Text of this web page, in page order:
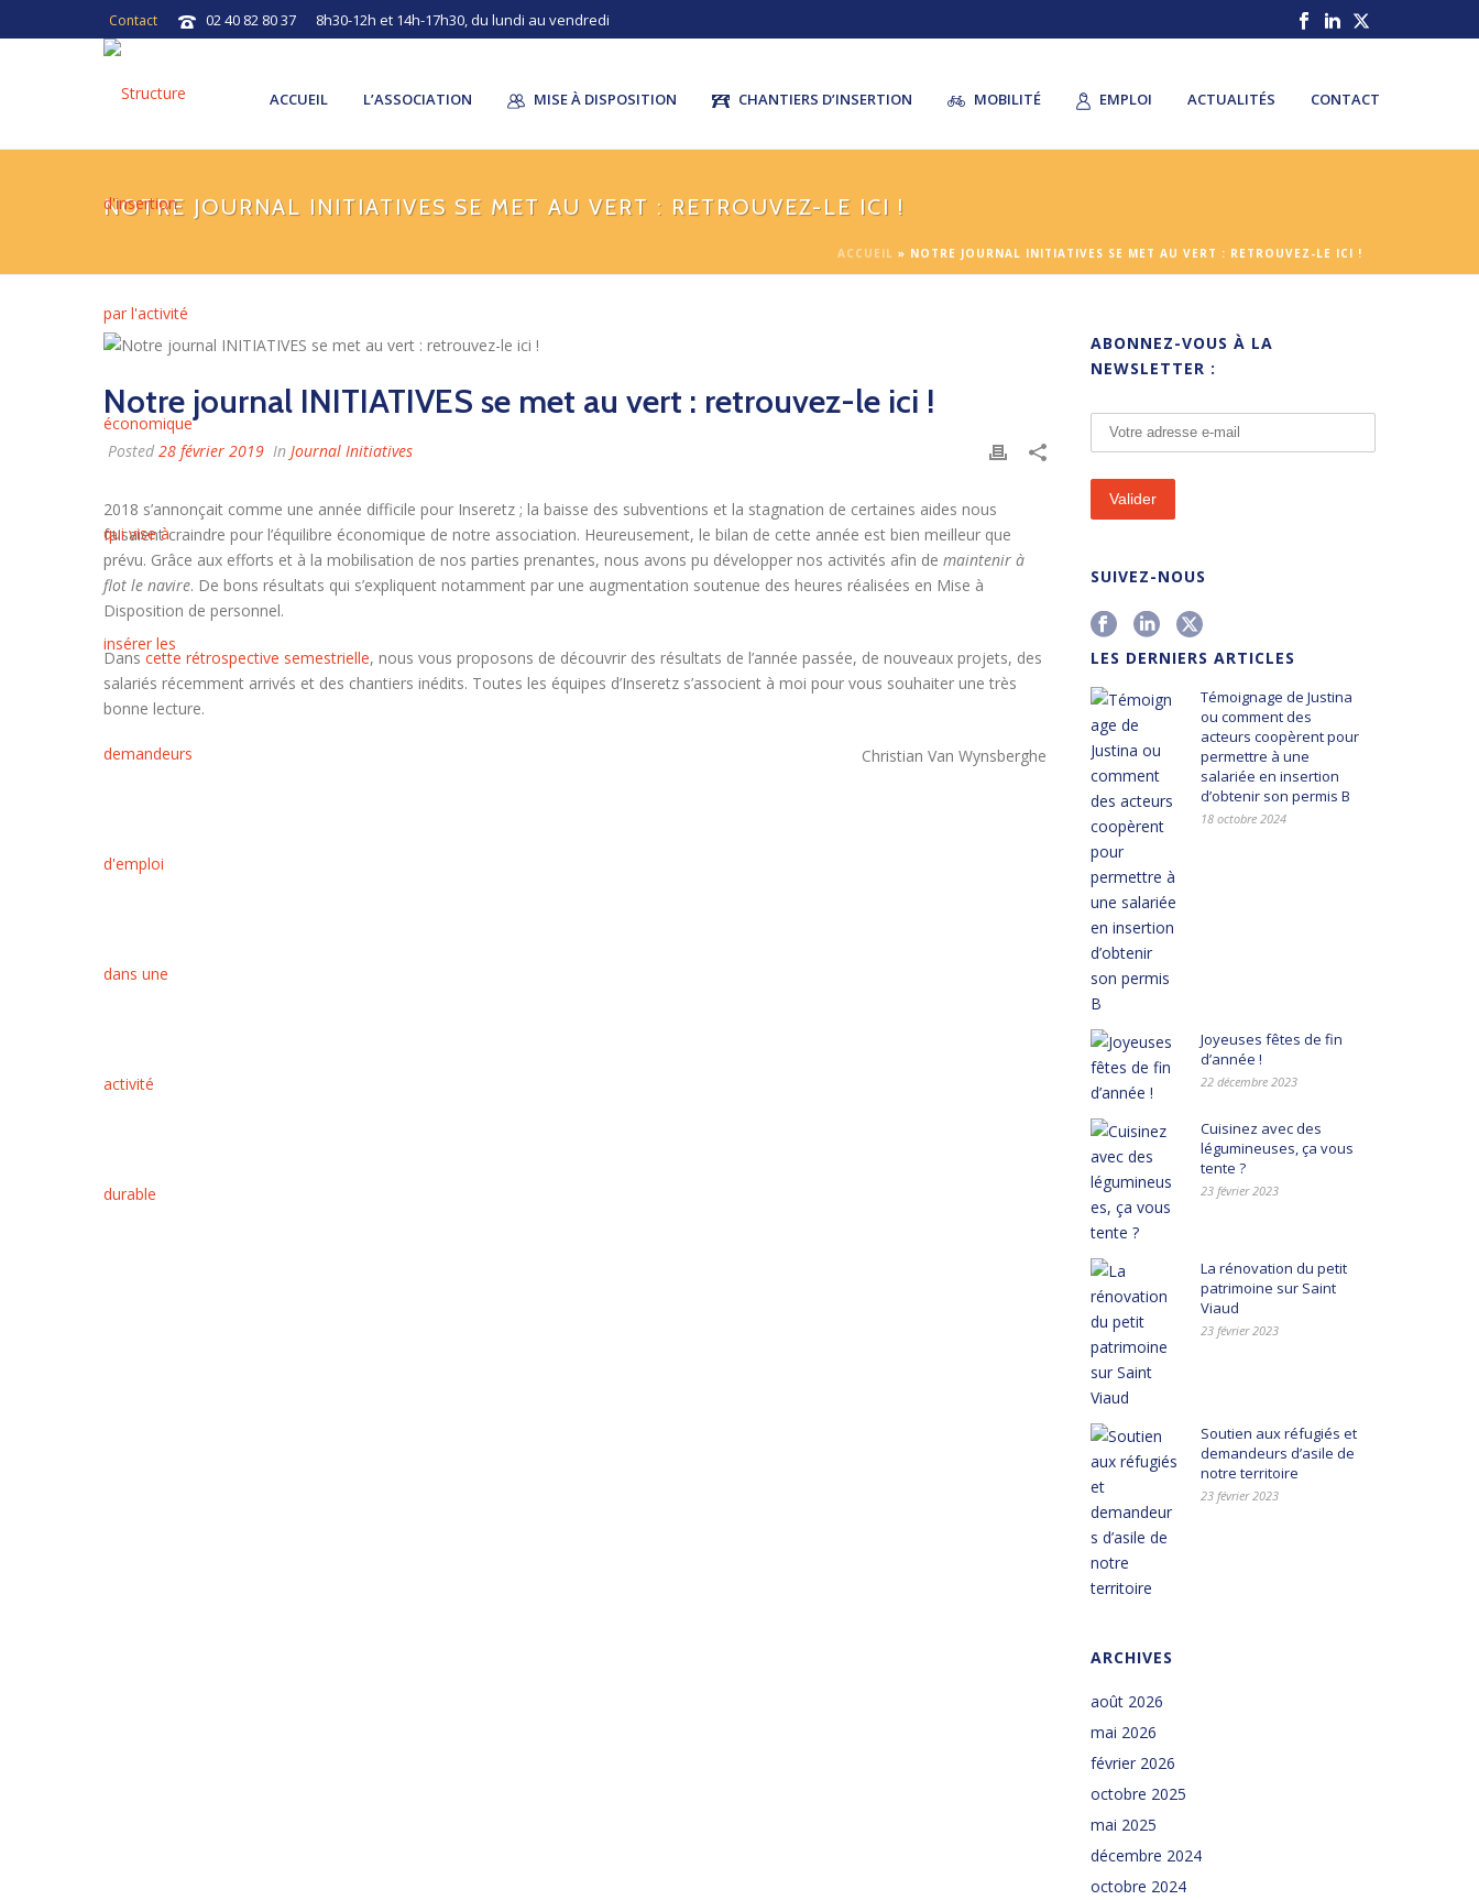
Contact 02 40 82 80 37 8h30-12h et 14h-17h30, du lundi au vendredi
ACCUEIL L’ASSOCIATION MISE À DISPOSITION CHANTIERS D’INSERTION MOBILITÉ EMPLOI ACTUALITÉS CONTACT
NOTRE JOURNAL INITIATIVES SE MET AU VERT : RETROUVEZ-LE ICI !
ACCUEIL » NOTRE JOURNAL INITIATIVES SE MET AU VERT : RETROUVEZ-LE ICI !
Notre journal INITIATIVES se met au vert : retrouvez-le ici !
Posted 28 février 2019 In Journal Initiatives
2018 s’annonçait comme une année difficile pour Inseretz ; la baisse des subventions et la stagnation de certaines aides nous
faisaient craindre pour l’équilibre économique de notre association. Heureusement, le bilan de cette année est bien meilleur que
prévu. Grâce aux efforts et à la mobilisation de nos parties prenantes, nous avons pu développer nos activités afin de maintenir à
flot le navire. De bons résultats qui s’expliquent notamment par une augmentation soutenue des heures réalisées en Mise à
Disposition de personnel.
Dans cette rétrospective semestrielle, nous vous proposons de découvrir des résultats de l’année passée, de nouveaux projets, des
salariés récemment arrivés et des chantiers inédits. Toutes les équipes d’Inseretz s’associent à moi pour vous souhaiter une très
bonne lecture.
Christian Van Wynsberghe
ABONNEZ-VOUS À LA
NEWSLETTER :
SUIVEZ-NOUS
LES DERNIERS ARTICLES
Témoignage de Justina
ou comment des
acteurs coopèrent pour
permettre à une
salariée en insertion
d’obtenir son permis B
18 octobre 2024
Joyeuses fêtes de fin
d’année !
22 décembre 2023
Cuisinez avec des
légumineuses, ça vous
tente ?
23 février 2023
La rénovation du petit
patrimoine sur Saint
Viaud
23 février 2023
Soutien aux réfugiés et
demandeurs d’asile de
notre territoire
23 février 2023
ARCHIVES
août 2026
mai 2026
février 2026
octobre 2025
mai 2025
décembre 2024
octobre 2024